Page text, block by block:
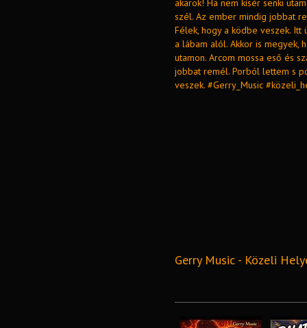
szél. Az ember mindig jobbat
Félek, hogy a ködbe veszek. Itt
a lábam alól. Akkor is megyek,
utamon. Arcom mossa eső és
jobbat remél. Porból lettem s
veszek. #Gerry_Music
Gerry Music - Közeli